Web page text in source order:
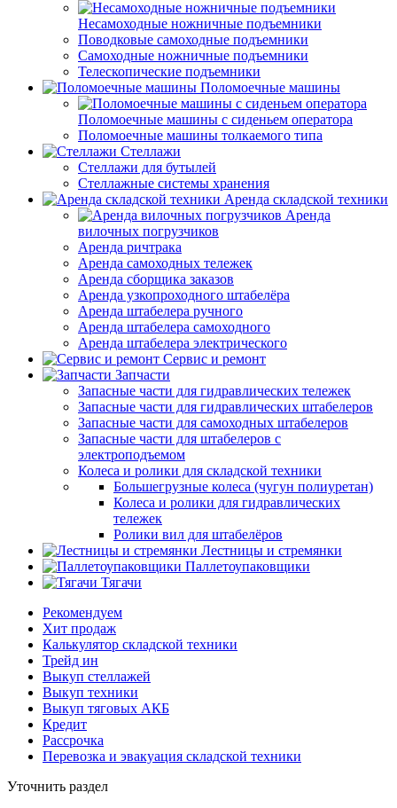
Несамоходные ножничные подъемники
Поводковые самоходные подъемники
Самоходные ножничные подъемники
Телескопические подъемники
Поломоечные машины
Поломоечные машины с сиденьем оператора
Поломоечные машины толкаемого типа
Стеллажи
Стеллажи для бутылей
Стеллажные системы хранения
Аренда складской техники
Аренда
вилочных погрузчиков
Аренда ричтрака
Аренда самоходных тележек
Аренда сборщика заказов
Аренда узкопроходного штабелёра
Аренда штабелера ручного
Аренда штабелера самоходного
Аренда штабелера электрического
Сервис и ремонт
Запчасти
Запасные части для гидравлических тележек
Запасные части для гидравлических штабелеров
Запасные части для самоходных штабелеров
Запасные части для штабелеров с
электроподъемом
Колеса и ролики для складской техники
Большегрузные колеса (чугун полиуретан)
Колеса и ролики для гидравлических
тележек
Ролики вил для штабелёров
Лестницы и стремянки
Паллетоупаковщики
Тягачи
Рекомендуем
Хит продаж
Калькулятор складской техники
Трейд ин
Выкуп стеллажей
Выкуп техники
Выкуп тяговых АКБ
Кредит
Рассрочка
Перевозка и эвакуация складской техники
Уточнить раздел